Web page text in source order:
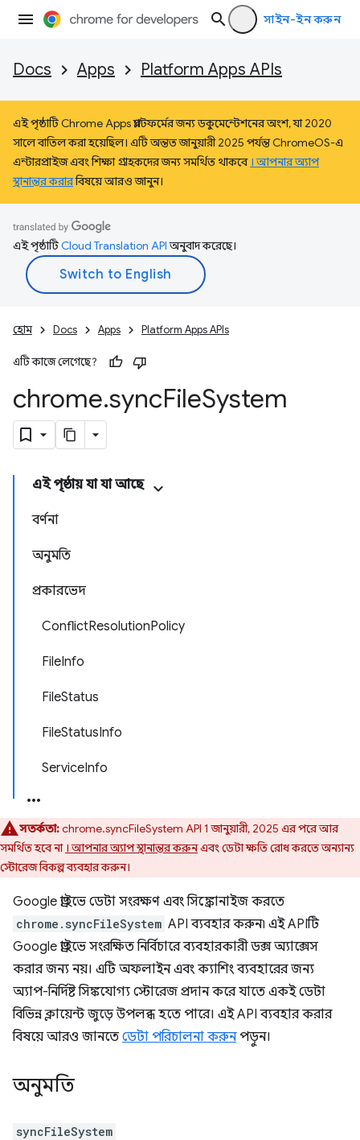
সাইন-ইন করুন
Docs Apps Platform Apps APIs
এই পৃষ্ঠাটি Chrome Apps প্ল্যাটফর্মের জন্য ডকুমেন্টেশনের অংশ, যা 2020
সালে বাতিল করা হয়েছিল। এটি অন্তত জানুয়ারী 2025 পর্যন্ত ChromeOS-এ
এন্টারপ্রাইজ এবং শিক্ষা গ্রাহকদের জন্য সমর্থিত থাকবে । আপনার অ্যাপ
স্থানান্তর করারবিষয়ে আরও জানুন।
এই পৃষ্ঠাটিCloud Translation APIঅনুবাদ করেছে।
হোম Docs Apps Platform Apps APIs
এটি কাজে লেগেছে?
chrome.syncFileSystem
এই পৃষ্ঠায় যা যা আছে
বর্ণনা
অনুমতি
প্রকারভেদ
ConflictResolutionPolicy
FileInfo
FileStatus
FileStatusInfo
ServiceInfo
সতর্কতা:chrome.syncFileSystem API 1 জানুয়ারী, 2025 এর পরে আর
সমর্থিত হবে না । আপনার অ্যাপ স্থানান্তর করুনএবং ডেটা ক্ষতি রোধ করতে অন্যান্য
স্টোরেজ বিকল্প ব্যবহার করুন।
Google ড্রাইভে ডেটা সংরক্ষণ এবং সিঙ্ক্রোনাইজ করতে
chrome.syncFileSystem API ব্যবহার করুন৷ এই APIটি
Google ড্রাইভে সংরক্ষিত নির্বিচারে ব্যবহারকারী ডক্স অ্যাক্সেস
করার জন্য নয়। এটি অফলাইন এবং ক্যাশিং ব্যবহারের জন্য
অ্যাপ-নির্দিষ্ট সিঙ্কযোগ্য স্টোরেজ প্রদান করে যাতে একই ডেটা
বিভিন্ন ক্লায়েন্ট জুড়ে উপলব্ধ হতে পারে। এই API ব্যবহার করার
বিষয়ে আরও জানতে ডেটা পরিচালনা করুনপড়ুন।
অনুমতি
syncFileSystem